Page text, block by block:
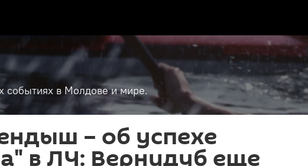
событиях в Молдове и мире.
– об успехе
в ЛЧ: Вернидуб еще